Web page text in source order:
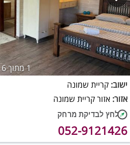
1מתוך 6
ישוב: קריית שמונה
אזור: אזור קריית שמונה
052-9121426